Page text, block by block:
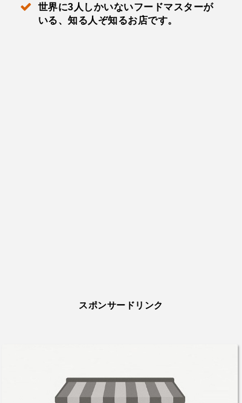
世界に3人しかいないフードマスターが
いる、知る人ぞ知るお店です。
スポンサードリンク